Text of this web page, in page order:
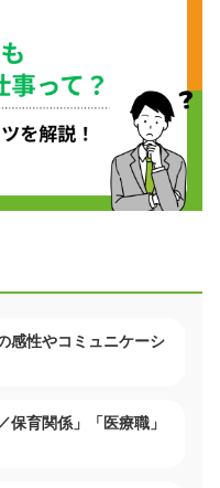
感性やコミュニケーシ
保育関係」「医療職」